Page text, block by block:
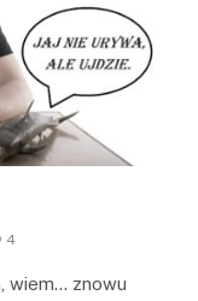
4
wiem… znowu